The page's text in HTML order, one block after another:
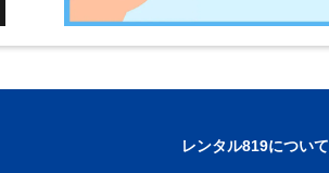
レンタル819について